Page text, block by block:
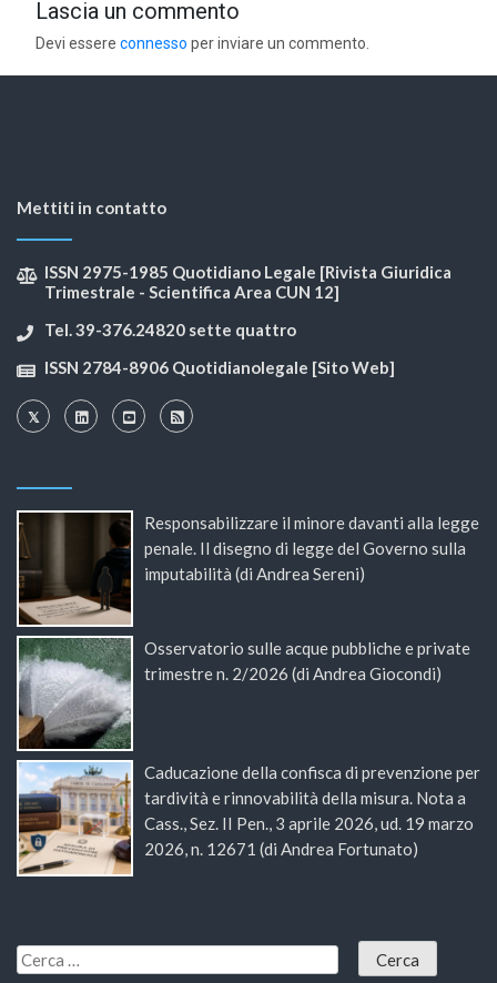
Lascia un commento
Devi essereconnesso per inviare un commento.
Mettiti in contatto
ISSN 2975-1985 Quotidiano Legale [Rivista Giuridica
Trimestrale - Scientifica Area CUN 12]
Tel. 39-376.24820 sette quattro
ISSN 2784-8906 Quotidianolegale [Sito Web]
Responsabilizzare il minore davanti alla legge
penale. Il disegno di legge del Governo sulla
imputabilità (di Andrea Sereni)
Osservatorio sulle acque pubbliche e private
trimestre n. 2/2026 (di Andrea Giocondi)
Caducazione della confisca di prevenzione per
tardività e rinnovabilità della misura. Nota a
Cass., Sez. II Pen., 3 aprile 2026, ud. 19 marzo
2026, n. 12671 (di Andrea Fortunato)